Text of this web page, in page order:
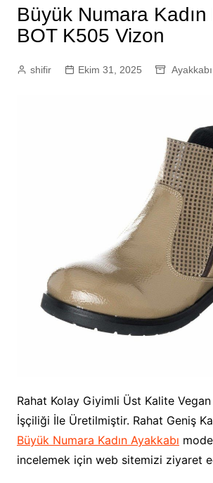
Büyük Numara Kadın
BOT K505 Vizon
shifir Ekim 31, 2025 Ayakkabı
Rahat Kolay Giyimli Üst Kalite
İşçiliği İle Üretilmiştir. Rahat Geniş
Büyük Numara Kadın Ayakkabı
incelemek için web sitemizi ziyaret